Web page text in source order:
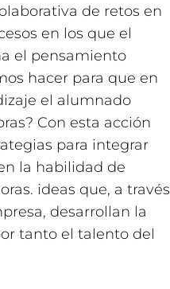
de retos en
en los que el
el pensamiento
hacer para que en
el alumnado
Con esta acción
para integrar
la habilidad de
ideas que, a través
desarrollan la
tanto el talento del